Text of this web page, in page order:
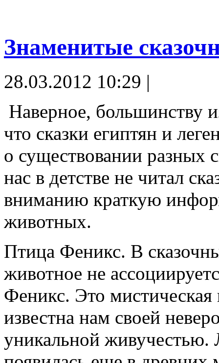
Знаменитые
28.03.2012 10:29 |
Наверное, большинству
что сказки египтян и
о существовании разных
нас в детстве не читал
вниманию краткую
животных.
Птица Феникс. В
животное не
Феникс. Это
известна нам своей
уникальной живучестью.